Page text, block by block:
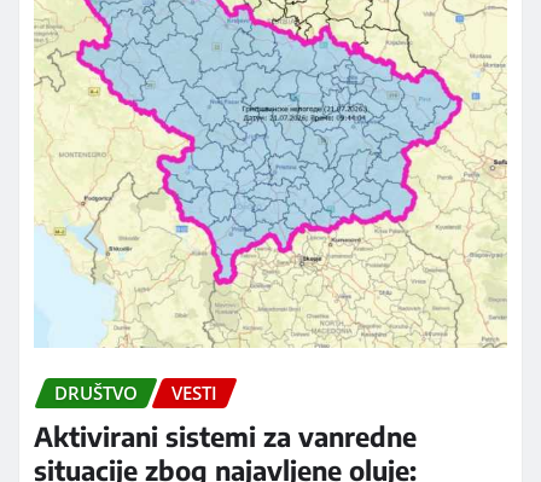
DRUŠTVO VESTI
Aktivirani sistemi za vanredne
situacije zbog najavljene oluje: